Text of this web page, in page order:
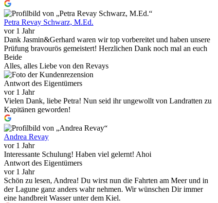
Petra Revay Schwarz, M.Ed.
vor 1 Jahr
Dank Jasmin&Gerhard waren wir top vorbereitet und haben unsere
Prüfung bravourös gemeistert! Herzlichen Dank noch mal an euch
Beide
Alles, alles Liebe von den Revays
Antwort des Eigentümers
vor 1 Jahr
Vielen Dank, liebe Petra! Nun seid ihr ungewollt von Landratten zu
Kapitänen geworden!
Andrea Revay
vor 1 Jahr
Interessante Schulung! Haben viel gelernt! Ahoi
Antwort des Eigentümers
vor 1 Jahr
Schön zu lesen, Andrea! Du wirst nun die Fahrten am Meer und in
der Lagune ganz anders wahr nehmen. Wir wünschen Dir immer
eine handbreit Wasser unter dem Kiel.